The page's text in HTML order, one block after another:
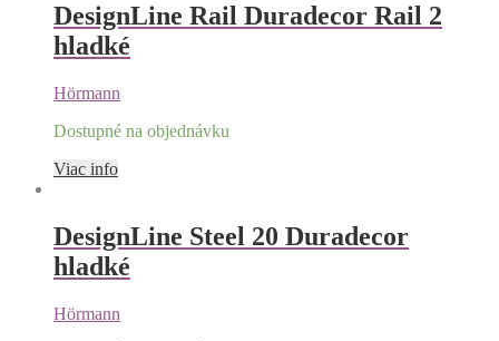
DesignLine Rail Duradecor Rail 2
hladké
Hörmann
Dostupné na objednávku
Viac info
DesignLine Steel 20 Duradecor
hladké
Hörmann